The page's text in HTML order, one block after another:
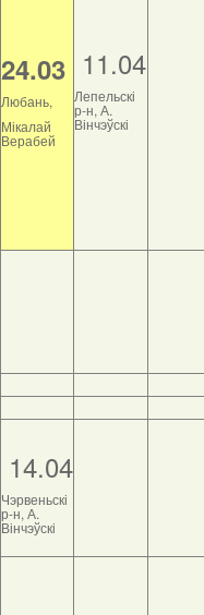
24.03
Любань,
Мікалай
Верабей
11.04
Лепельскі
р-н, А.
Вінчэўскі
14.04
Чэрвеньскі
р-н, А.
Вінчэўскі